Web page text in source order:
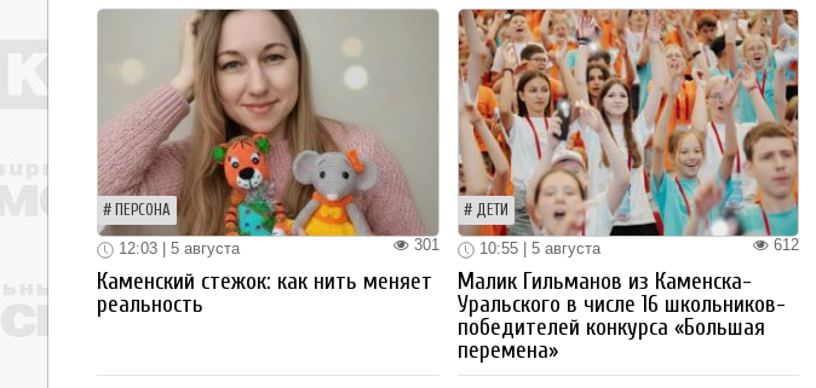
ПЕРСОНА
301
12:03 | 5 августа
Каменский стежок: как нить меняет
реальность
ДЕТИ
612
10:55 | 5 августа
Малик Гильманов из Каменска-
Уральского в числе 16 школьников-
победителей конкурса «Большая
перемена»